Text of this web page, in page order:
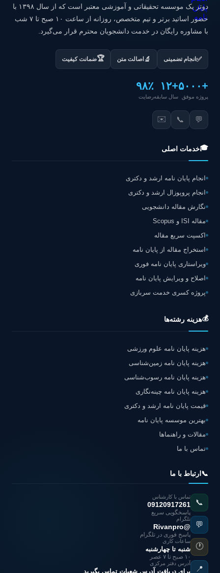
دوتز یک موسسه تحقیقاتی و آموزشی معتبر است که از سال ۱۳۹۸ با
حضور اساتید برتر و تیم متخصص، روزانه از ساعت ۱۰ صبح تا ۷ شب
با مشاوره رایگان در خدمت دانشجویان محترم قرار می‌گیرد.
✅ انجام تضمینی 🔬 اصالت متن 🏆ضمانت کیفیت
+۵۰۰۰
پروژه موفق
+۱۲
سال سابقه
۹۸٪
رضایت
💬
📞
✉️
🎓خدمات اصلی
انجام پایان نامه ارشد و دکتری
انجام پروپوزال ارشد و دکتری
نگارش مقاله دانشجویی
مقاله ISI و Scopus
اکسپت سریع مقاله
استخراج مقاله از پایان نامه
ویراستاری پایان نامه فوری
اصلاح و ویرایش پایان نامه
پروژه کسری خدمت سربازی
💰هزینه رشته‌ها
هزینه پایان نامه علوم ورزشی
هزینه پایان نامه زمین‌شناسی
هزینه پایان نامه رسوب‌شناسی
هزینه پایان نامه چینه‌نگاری
قیمت پایان نامه ارشد و دکتری
بهترین موسسه پایان نامه
مقالات و راهنماها
تماس با ما
📞 ارتباط با ما
📞
تماس با کارشناس
09120917261
پاسخگویی سریع
💬
تلگرام
@Rivanpro
پاسخ فوری در تلگرام
🕐
ساعات کاری
شنبه تا چهارشنبه
۱۰ صبح تا ۷ عصر
📍
آدرس دفتر مرکزی
برای دریافت آدرس شعبات تماس بگیرید